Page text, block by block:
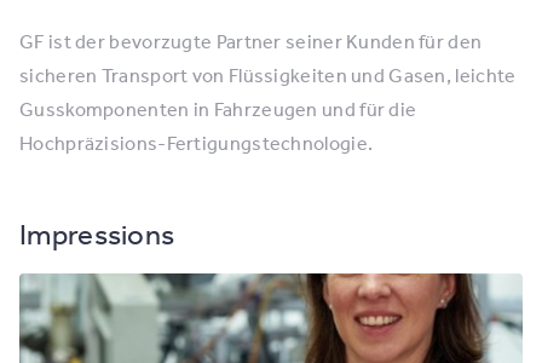
GF ist der bevorzugte Partner seiner Kunden für den
sicheren Transport von Flüssigkeiten und Gasen, leichte
Gusskomponenten in Fahrzeugen und für die
Hochpräzisions-Fertigungstechnologie.
Impressions